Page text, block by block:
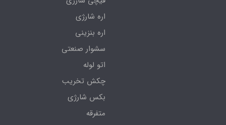
اره شارژی
اره بنزینی
سشوار صنعتی
اتو لوله
چکش تخریب
بکس شارژی
متفرقه